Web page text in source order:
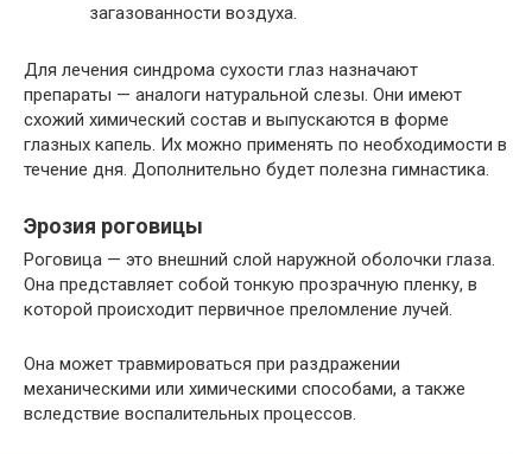
загазованности воздуха.
Для лечения синдрома сухости глаз назначают
препараты — аналоги натуральной слезы. Они имеют
схожий химический состав и выпускаются в форме
глазных капель. Их можно применять по необходимости в
течение дня. Дополнительно будет полезна гимнастика.
Эрозия роговицы
Роговица — это внешний слой наружной оболочки глаза.
Она представляет собой тонкую прозрачную пленку, в
которой происходит первичное преломление лучей.
Она может травмироваться при раздражении
механическими или химическими способами, а также
вследствие воспалительных процессов.